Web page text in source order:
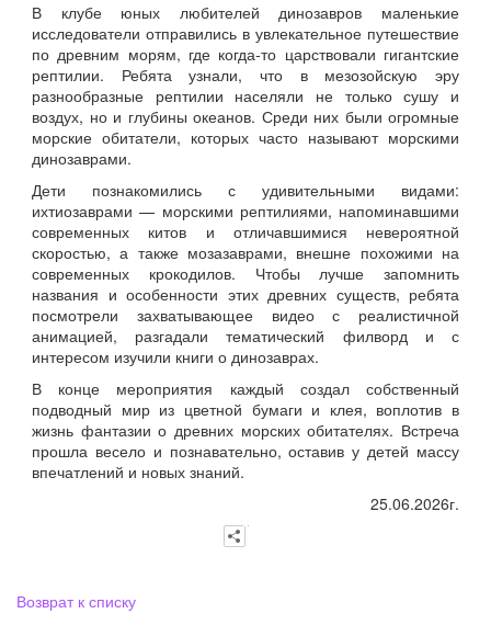
В клубе юных любителей динозавров маленькие
исследователи отправились в увлекательное путешествие
по древним морям, где когда-то царствовали гигантские
рептилии. Ребята узнали, что в мезозойскую эру
разнообразные рептилии населяли не только сушу и
воздух, но и глубины океанов. Среди них были огромные
морские обитатели, которых часто называют морскими
динозаврами.
Дети познакомились с удивительными видами:
ихтиозаврами — морскими рептилиями, напоминавшими
современных китов и отличавшимися невероятной
скоростью, а также мозазаврами, внешне похожими на
современных крокодилов. Чтобы лучше запомнить
названия и особенности этих древних существ, ребята
посмотрели захватывающее видео с реалистичной
анимацией, разгадали тематический филворд и с
интересом изучили книги о динозаврах.
В конце мероприятия каждый создал собственный
подводный мир из цветной бумаги и клея, воплотив в
жизнь фантазии о древних морских обитателях. Встреча
прошла весело и познавательно, оставив у детей массу
впечатлений и новых знаний.
25.06.2026г.
Возврат к списку